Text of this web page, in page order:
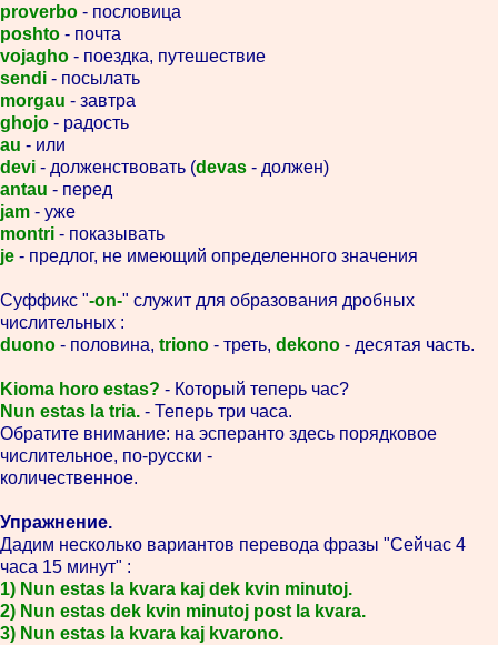
proverbo - пословица
poshto - почта
vojagho - поездка, путешествие
sendi - посылать
morgau - завтра
ghojo - радость
au - или
devi - долженствовать (devas - должен)
antau - перед
jam - уже
montri - показывать
je - предлог, не имеющий определенного значения
Суффикс "-on-" служит для образования дробных
числительных :
duono - половина, triono - треть, dekono - десятая часть.
Kioma horo estas? - Который теперь час?
Nun estas la tria. - Теперь три часа.
Обратите внимание: на эсперанто здесь порядковое
числительное, по-русски -
количественное.
Упражнение.
Дадим несколько вариантов перевода фразы "Сейчас 4
часа 15 минут" :
1) Nun estas la kvara kaj dek kvin minutoj.
2) Nun estas dek kvin minutoj post la kvara.
3) Nun estas la kvara kaj kvarono.